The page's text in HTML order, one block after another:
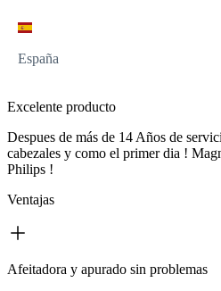
España
Excelente producto
Despues de más de 14 Años de
cabezales y como el primer dia !
Philips !
Ventajas
Afeitadora y apurado sin problemas